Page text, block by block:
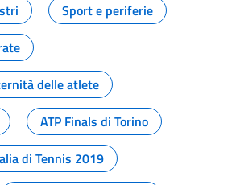
Sport e periferie
delle atlete
ATP Finals di Torino
di Tennis 2019